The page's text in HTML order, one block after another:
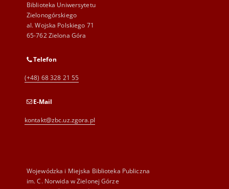
Biblioteka Uniwersytetu
Zielonogórskiego
al. Wojska Polskiego 71
65-762 Zielona Góra
Telefon
(+48) 68 328 21 55
E-Mail
kontakt@zbc.uz.zgora.pl
Wojewódzka i Miejska Biblioteka Publiczna
im. C. Norwida w Zielonej Górze